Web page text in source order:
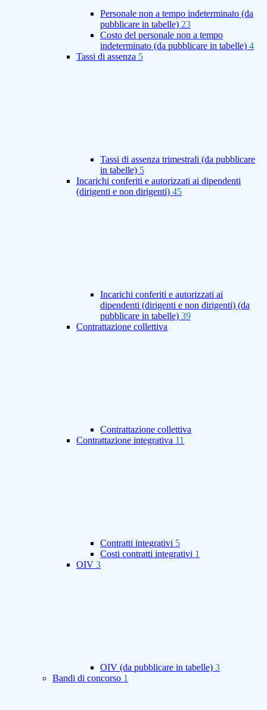
Personale non a tempo indeterminato (da
pubblicare in tabelle) 23
Costo del personale non a tempo
indeterminato (da pubblicare in tabelle) 4
Tassi di assenza 5
Tassi di assenza trimestrali (da pubblicare
in tabelle) 5
Incarichi conferiti e autorizzati ai dipendenti
(dirigenti e non dirigenti) 45
Incarichi conferiti e autorizzati ai
dipendenti (dirigenti e non dirigenti) (da
pubblicare in tabelle) 39
Contrattazione collettiva
Contrattazione collettiva
Contrattazione integrativa 11
Contratti integrativi 5
Costi contratti integrativi 1
OIV 3
OIV (da pubblicare in tabelle) 3
Bandi di concorso 1